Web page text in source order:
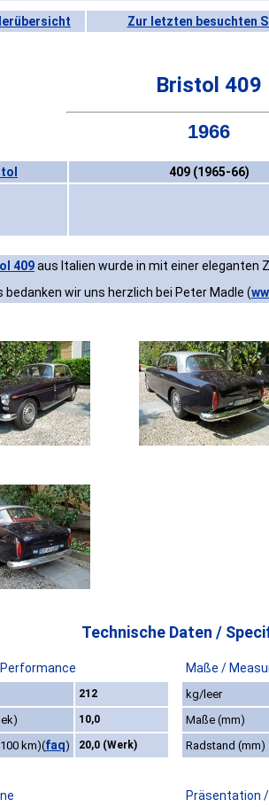
Zur letzten besuchten
Bristol 409
1966
409 (1965-66)
409aus Italien wurde in mit einer eleganten
bedanken wir uns herzlich bei Peter Madle (
Technische Daten /
Maße /
212
kg/leer
10,0
Maße (mm)
km)(faq) 20,0 (Werk) Radstand (mm)
Präsentation